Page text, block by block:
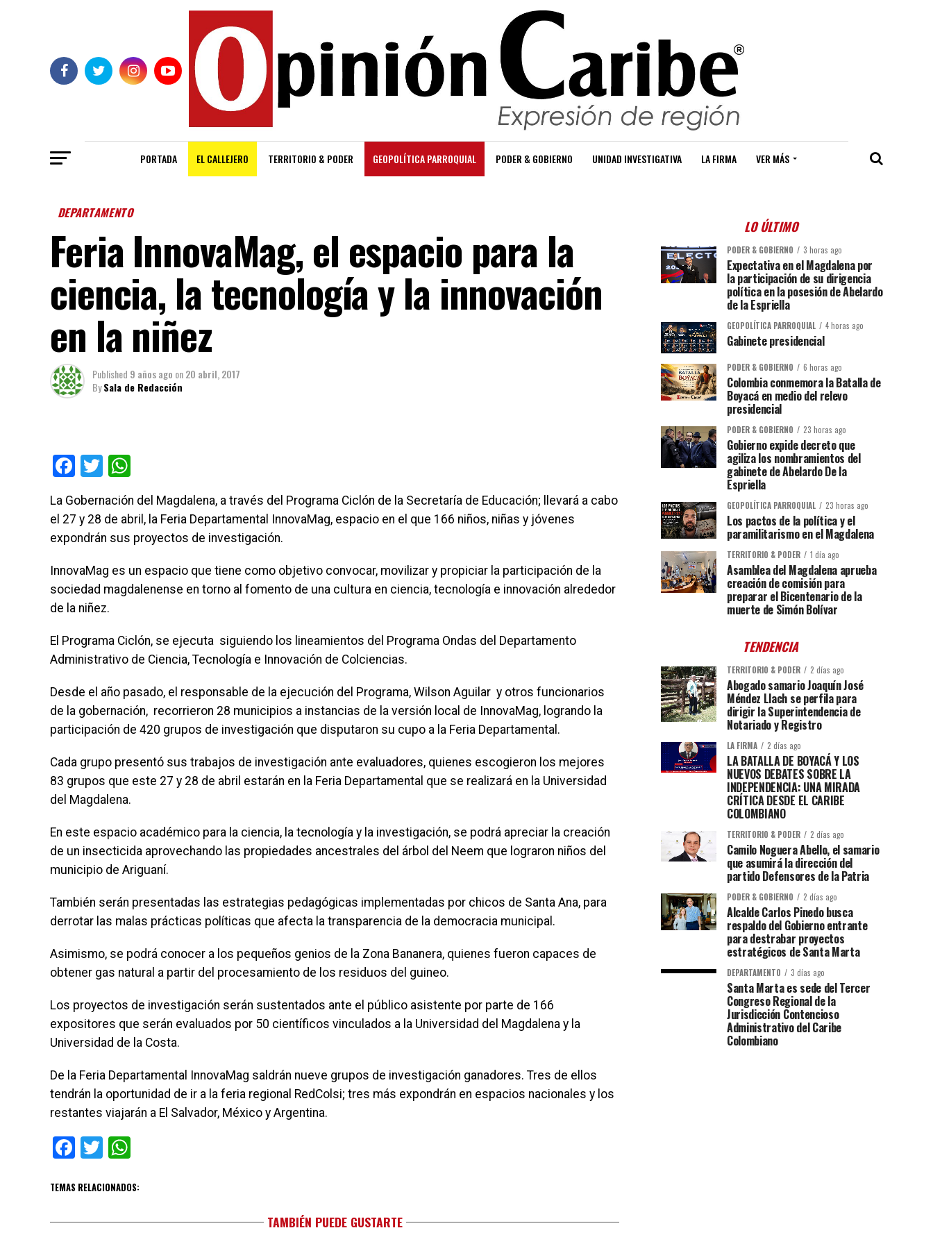
PORTADA EL CALLEJERO TERRITORIO & PODER GEOPOLÍTICA PARROQUIAL PODER & GOBIERNO UNIDAD INVESTIGATIVA LA FIRMA VER MÁS
DEPARTAMENTO
Feria InnovaMag, el espacio para la
ciencia, la tecnología y la innovación
en la niñez
Published 9 años ago on20 abril, 2017
BySala de Redacción
Facebook
Twitter
La Gobernación del Magdalena, a través del Programa Ciclón de la Secretaría de Educación; llevará a cabo
el 27 y 28 de abril, la Feria Departamental InnovaMag, espacio en el que 166 niños, niñas y jóvenes
expondrán sus proyectos de investigación.
InnovaMag es un espacio que tiene como objetivo convocar, movilizar y propiciar la participación de la
sociedad magdalenense en torno al fomento de una cultura en ciencia, tecnología e innovación alrededor
de la niñez.
El Programa Ciclón, se ejecuta siguiendo los lineamientos del Programa Ondas del Departamento
Administrativo de Ciencia, Tecnología e Innovación de Colciencias.
Desde el año pasado, el responsable de la ejecución del Programa, Wilson Aguilar y otros funcionarios
de la gobernación, recorrieron 28 municipios a instancias de la versión local de InnovaMag, logrando la
participación de 420 grupos de investigación que disputaron su cupo a la Feria Departamental.
Cada grupo presentó sus trabajos de investigación ante evaluadores, quienes escogieron los mejores
83 grupos que este 27 y 28 de abril estarán en la Feria Departamental que se realizará en la Universidad
del Magdalena.
En este espacio académico para la ciencia, la tecnología y la investigación, se podrá apreciar la creación
de un insecticida aprovechando las propiedades ancestrales del árbol del Neem que lograron niños del
municipio de Ariguaní.
También serán presentadas las estrategias pedagógicas implementadas por chicos de Santa Ana, para
derrotar las malas prácticas políticas que afecta la transparencia de la democracia municipal.
Asimismo, se podrá conocer a los pequeños genios de la Zona Bananera, quienes fueron capaces de
obtener gas natural a partir del procesamiento de los residuos del guineo.
Los proyectos de investigación serán sustentados ante el público asistente por parte de 166
expositores que serán evaluados por 50 científicos vinculados a la Universidad del Magdalena y la
Universidad de la Costa.
De la Feria Departamental InnovaMag saldrán nueve grupos de investigación ganadores. Tres de ellos
tendrán la oportunidad de ir a la feria regional RedColsi; tres más expondrán en espacios nacionales y los
restantes viajarán a El Salvador, México y Argentina.
Facebook
Twitter
TEMAS RELACIONADOS:
TAMBIÉN PUEDE GUSTARTE
LO ÚLTIMO
PODER & GOBIERNO 3 horas ago
Expectativa en el Magdalena por
la participación de su dirigencia
política en la posesión de Abelardo
de la Espriella
GEOPOLÍTICA PARROQUIAL 4 horas ago
Gabinete presidencial
PODER & GOBIERNO 6 horas ago
Colombia conmemora la Batalla de
Boyacá en medio del relevo
presidencial
PODER & GOBIERNO 23 horas ago
Gobierno expide decreto que
agiliza los nombramientos del
gabinete de Abelardo De la
Espriella
GEOPOLÍTICA PARROQUIAL 23 horas ago
Los pactos de la política y el
paramilitarismo en el Magdalena
TERRITORIO & PODER 1 día ago
Asamblea del Magdalena aprueba
creación de comisión para
preparar el Bicentenario de la
muerte de Simón Bolívar
TENDENCIA
TERRITORIO & PODER 2 días ago
Abogado samario Joaquín José
Méndez Llach se perfila para
dirigir la Superintendencia de
Notariado y Registro
LA FIRMA 2 días ago
LA BATALLA DE BOYACÁ Y LOS
NUEVOS DEBATES SOBRE LA
INDEPENDENCIA: UNA MIRADA
CRÍTICA DESDE EL CARIBE
COLOMBIANO
TERRITORIO & PODER 2 días ago
Camilo Noguera Abello, el samario
que asumirá la dirección del
partido Defensores de la Patria
PODER & GOBIERNO 2 días ago
Alcalde Carlos Pinedo busca
respaldo del Gobierno entrante
para destrabar proyectos
estratégicos de Santa Marta
DEPARTAMENTO 3 días ago
Santa Marta es sede del Tercer
Congreso Regional de la
Jurisdicción Contencioso
Administrativo del Caribe
Colombiano